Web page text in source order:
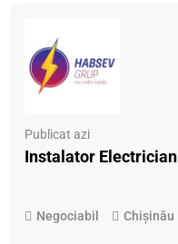
Publicat azi
Instalator Electrician
Negociabil Chișinău